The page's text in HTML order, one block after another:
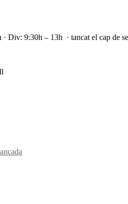
Div: 9:30h – 13h · tancat el cap de